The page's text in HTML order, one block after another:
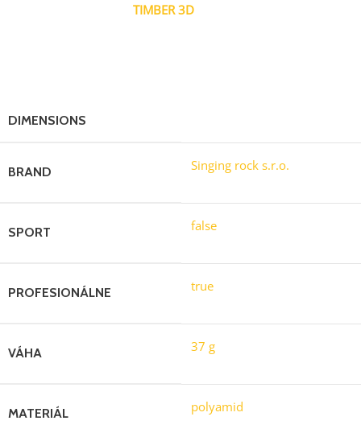
TIMBER 3D
DIMENSIONS
BRAND Singing rock s.r.o.
SPORT false
PROFESIONÁLNE true
VÁHA 37 g
MATERIÁL polyamid